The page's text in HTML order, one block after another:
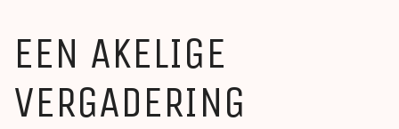
EEN AKELIGE
VERGADERING